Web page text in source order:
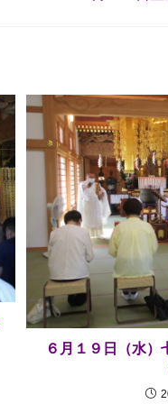
６月１９日（水）